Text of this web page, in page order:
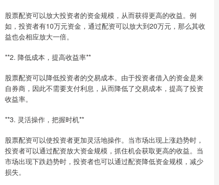
股票配资可以放大投资者的资金规模，从而获得更高的收益。例
如，投资者有10万元资金，通过配资可以放大到20万元，那么其收
益也会相应放大一倍。
**2. 降低成本，提高收益率**
股票配资可以降低投资者的交易成本。由于投资者借入的资金是来
自券商，因此不需要支付利息，从而降低了交易成本，提高了投资
收益率。
**3. 灵活操作，把握时机**
股票配资可以使投资者更加灵活地操作。当市场出现上涨趋势时，
投资者可以通过配资放大资金规模，抓住机会获取更高的收益。当
市场出现下跌趋势时，投资者也可以通过配资降低资金规模，减少
损失。